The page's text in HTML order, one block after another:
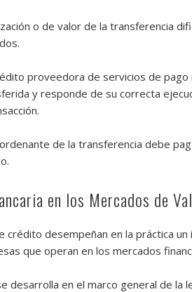
o de valor de la transferencia
proveedora de servicios de
y responde de su correcta
de la transferencia debe
en los Mercados de
crédito desempeñan en la práctica
que operan en los mercados
desarrolla en el marco general de la